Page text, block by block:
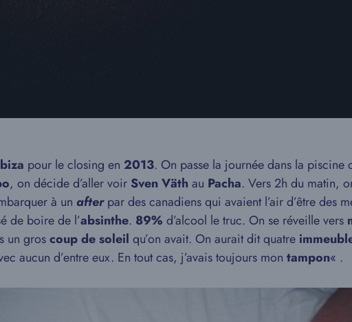
pour le closing en 2013. On passe la journée dans la
, on décide d’aller voir Sven Väth au Pacha. Vers 2h du matin,
à un afterpar des canadiens qui avaient l’air d’être des
de boire de l’absinthe. 89% d’alcool le truc. On se réveille vers
un groscoup de soleil qu’on avait. On aurait dit quatre
aucun d’entre eux. En tout cas, j’avais toujours mon tampon« .